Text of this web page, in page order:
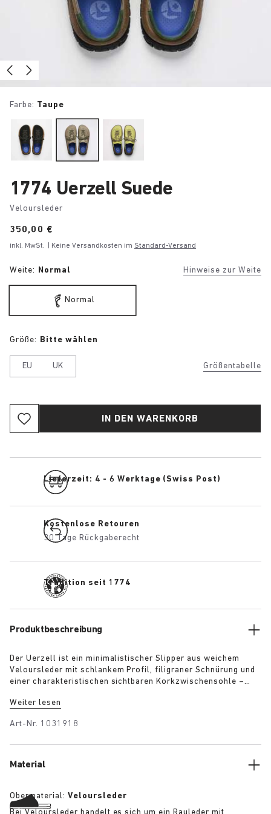
Farbe: Taupe
1774 Uerzell Suede
Veloursleder
Price:
350,00 €
inkl. MwSt. | Keine Versandkosten im Standard-Versand
Weite: Normal Hinweise zur Weite
Normal
Größentabelle
Größe: Bitte wählen
EU UK
IN DEN WARENKORB
Lieferzeit: 4 - 6 Werktage (Swiss Post)
Kostenlose Retouren
30 Tage Rückgaberecht
Tradition seit 1774
Produktbeschreibung
Der Uerzell ist ein minimalistischer Slipper aus weichem
Veloursleder mit schlankem Profil, filigraner Schnürung und
einer charakteristischen sichtbaren Korkzwischensohle –
Sandalen. Der skulpturale und zugleich zurückhaltende Style
sorgt für einen selbstbewussten Auftritt.
Weiter lesen
Art-Nr. 1031918
Material
Obermaterial: Veloursleder